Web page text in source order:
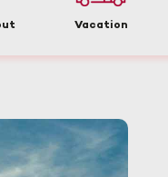
Vacation